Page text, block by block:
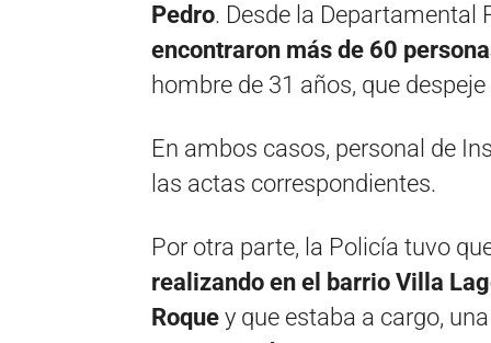
Pedro. Desde la Departamental
encontraron más de 60
hombre de 31 años, que
En ambos casos, personal de
las actas correspondientes.
Por otra parte, la Policía tuvo
realizando en el barrio Villa
Roque y que estaba a cargo,